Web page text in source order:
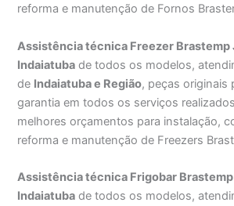
reforma e manutenção de Fornos
Assistência técnica Freezer Brastemp
Indaiatuba de todos os modelos,
de Indaiatuba e Região, peças originais
garantia em todos os serviços
melhores orçamentos para instalação,
reforma e manutenção de Freezers
Assistência técnica Frigobar
Indaiatuba de todos os modelos,